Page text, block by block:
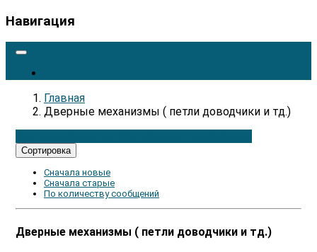
Навигация
Главная
Дверные механизмы ( петли доводчики и тд.)
Сортировка
Сначала новые
Сначала старые
По количеству сообщений
Дверные механизмы ( петли доводчики и тд.)